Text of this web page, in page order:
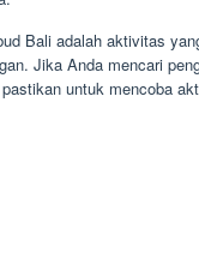
Bali adalah aktivitas
Jika Anda mencari
untuk mencoba